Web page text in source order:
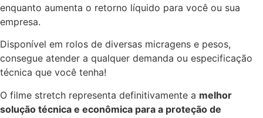
enquanto aumenta o retorno líquido para você ou sua
empresa.
Disponível em rolos de diversas micragens e pesos,
consegue atender a qualquer demanda ou especificação
técnica que você tenha!
O filme stretch representa definitivamente a melhor
solução técnica e econômica para a proteção de